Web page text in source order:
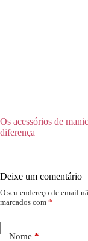
Os acessórios de
diferença
Deixe um comentário
O seu endereço de email
marcados com *
Nome*